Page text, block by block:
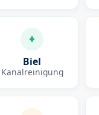
Biel
Kanalreinigung